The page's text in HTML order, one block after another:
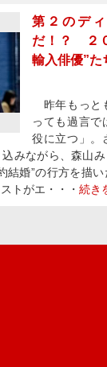
第２のデ
だ！？ ２
輸入俳優”た
昨年もっと
っても過言で
役に立つ」。
みながら、森山
結婚”の行方を描
トがエ・・・ 続き